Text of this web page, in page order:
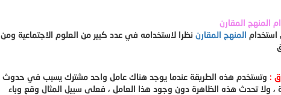
المنهج المقارن نظرا لاستخدامه في عدد كبير من العلوم الاجتماعية ومن
: وتستخدم هذه الطريقة عندما يوجد هناك عامل واحد مشترك يسبب في حدوث
، ولا تحدث هذه الظاهرة دون وجود هذا العامل ، فعلى سبيل المثال وقع وباء